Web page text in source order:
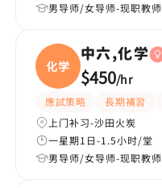
男导师/女导师-现职教师
化学
中六,化学
$450/hr
應試策略 長期補習
上门补习-沙田火炭
一星期1日-1.5小时/堂
男导师/女导师-现职教师